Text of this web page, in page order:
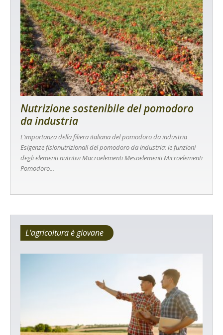
Nutrizione sostenibile del pomodoro
da industria
L’importanza della filiera italiana del pomodoro da industria
Esigenze fisionutrizionali del pomodoro da industria: le funzioni
degli elementi nutritivi Macroelementi Mesoelementi Microelementi
Pomodoro...
L'agricoltura è giovane